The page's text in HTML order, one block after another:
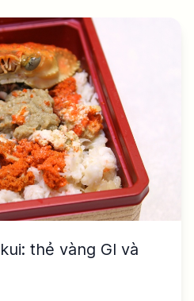
thẻ vàng GI và